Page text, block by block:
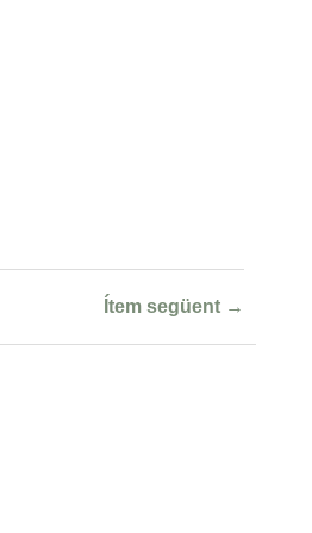
Ítem següent →